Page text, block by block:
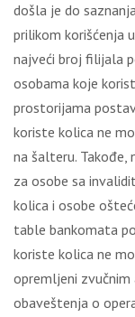
došla je do
prilikom korišćenja
najveći broj filijala
osobama koje
prostorijama
koriste kolica ne
na šalteru. Takođe,
za osobe sa
kolica i osobe
table bankomata
koriste kolica ne
opremljeni
obaveštenja o